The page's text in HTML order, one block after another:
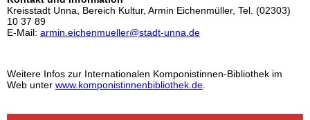
Kreisstadt Unna, Bereich Kultur, Armin Eichenmüller, Tel. (02303)
10 37 89
E-Mail: armin.eichenmueller@stadt-unna.de
Weitere Infos zur Internationalen Komponistinnen-Bibliothek im
Web unter www.komponistinnenbibliothek.de